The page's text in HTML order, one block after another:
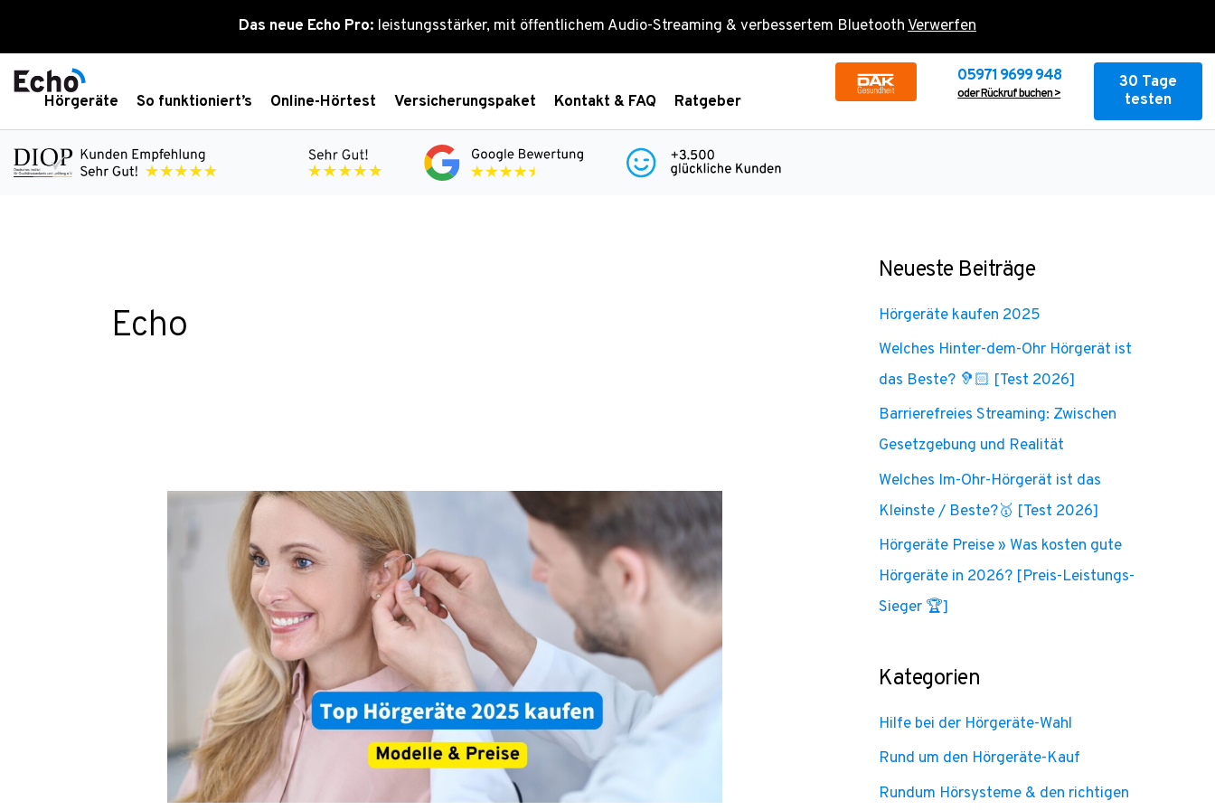
Das neue Echo Pro: leistungsstärker, mit öffentlichem Audio-Streaming & verbessertem BluetoothVerwerfen
springen
Hörgeräte So funktioniert’s Online-Hörtest Versicherungspaket Kontakt & FAQ Ratgeber
05971 9699 948
oder Rückruf buchen >
30 Tage
testen
Echo
Neueste Beiträge
Hörgeräte kaufen 2025
Welches Hinter-dem-Ohr Hörgerät ist
das Beste? 🦻🏻 [Test 2026]
Barrierefreies Streaming: Zwischen
Gesetzgebung und Realität
Welches Im-Ohr-Hörgerät ist das
Kleinste / Beste?🥇 [Test 2026]
Hörgeräte Preise » Was kosten gute
Hörgeräte in 2026? [Preis-Leistungs-
Sieger 🏆]
Kategorien
Hilfe bei der Hörgeräte-Wahl
Rund um den Hörgeräte-Kauf
Rundum Hörsysteme & den richtigen